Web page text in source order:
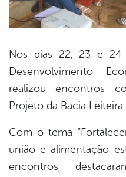
Nos dias 22, 23 e 24
Desenvolvimento
realizou encontros
Projeto da Bacia Leiteira
Com o tema
união e alimentação
encontros